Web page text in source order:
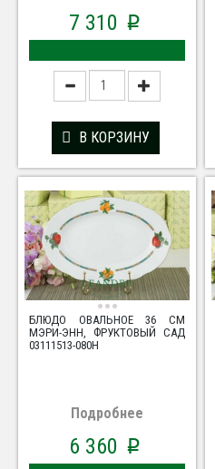
7 310 p
В КОРЗИНУ
БЛЮДО ОВАЛЬНОЕ 36 СМ
МЭРИ-ЭНН, ФРУКТОВЫЙ САД
03111513-080H
Подробнее
6 360 p